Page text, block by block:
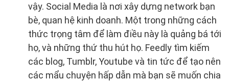
vậy. Social Media là nơi xây dựng network bạn
bè, quan hệ kinh doanh. Một trong những cách
thức trọng tâm để làm điều này là quảng bá tới
họ, và những thứ thu hút họ. Feedly tìm kiếm
các blog, Tumblr, Youtube và tin tức để tạo nên
các mẩu chuyện hấp dẫn mà bạn sẽ muốn chia